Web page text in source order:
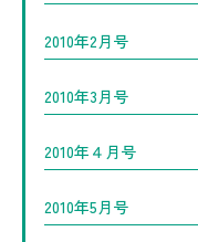
2010年2月号
2010年3月号
2010年４月号
2010年5月号